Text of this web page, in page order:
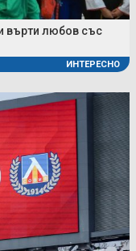
върти любов със
ИНТЕРЕСНО